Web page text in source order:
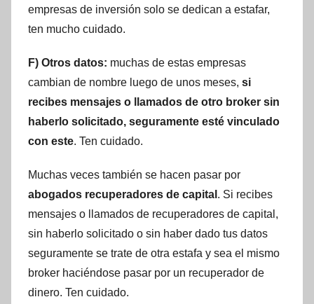
empresas de inversión solo se dedican a estafar,
ten mucho cuidado.
F) Otros datos: muchas de estas empresas
cambian de nombre luego de unos meses, si
recibes mensajes o llamados de otro broker sin
haberlo solicitado, seguramente esté vinculado
con este. Ten cuidado.
Muchas veces también se hacen pasar por
abogados recuperadores de capital . Si recibes
mensajes o llamados de recuperadores de capital,
sin haberlo solicitado o sin haber dado tus datos
seguramente se trate de otra estafa y sea el mismo
broker haciéndose pasar por un recuperador de
dinero. Ten cuidado.